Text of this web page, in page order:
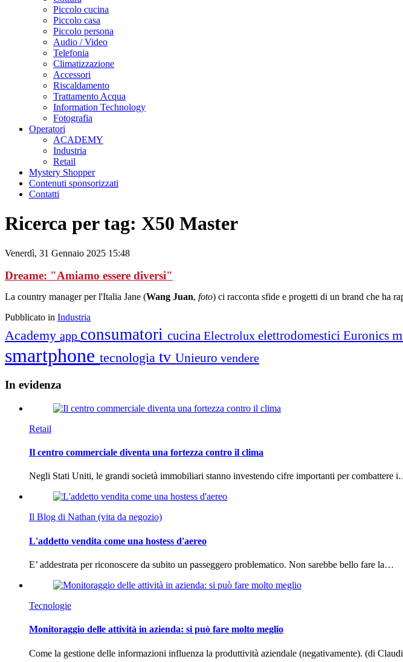
Piccolo cucina
Piccolo casa
Piccolo persona
Audio / Video
Telefonia
Climatizzazione
Accessori
Riscaldamento
Trattamento Acqua
Information Technology
Fotografia
Operatori
ACADEMY
Industria
Retail
Mystery Shopper
Contenuti sponsorizzati
Contatti
Ricerca per tag: X50 Master
Venerdì, 31 Gennaio 2025 15:48
Dreame: "Amiamo essere diversi"
La country manager per l'Italia Jane (Wang Juan, foto) ci racconta sfide e progetti di un brand che ha
Pubblicato in Industria
Academy app consumatori cucina Electrolux elettrodomestici Euronics
smartphone tecnologia tv Unieuro vendere
In evidenza
Retail
Il centro commerciale diventa una fortezza contro il clima
Negli Stati Uniti, le grandi società immobiliari stanno investendo cifre importanti per combattere
Il Blog di Nathan (vita da negozio)
L'addetto vendita come una hostess d'aereo
E’ addestrata per riconoscere da subito un passeggero problematico. Non sarebbe bello fare la…
Tecnologie
Monitoraggio delle attività in azienda: si può fare molto meglio
Come la gestione delle informazioni influenza la produttività aziendale (negativamente). (di